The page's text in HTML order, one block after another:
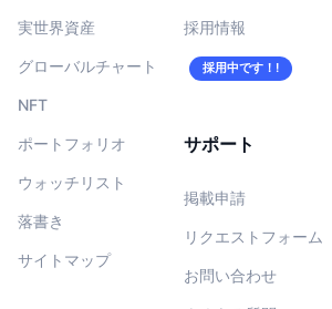
実世界資産
グローバルチャート
NFT
ポートフォリオ
ウォッチリスト
落書き
サイトマップ
採用情報
採用中です！!
サポート
掲載申請
リクエストフォーム
お問い合わせ